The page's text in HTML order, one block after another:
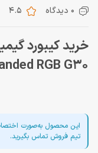
0 دیدگاه 4.5
RGB G30
این محصول به‌صورت
تیم فروش تماس بگیرید.